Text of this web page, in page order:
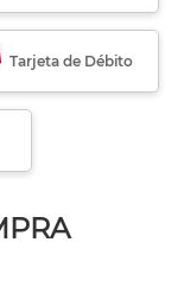
Tarjeta de Débito